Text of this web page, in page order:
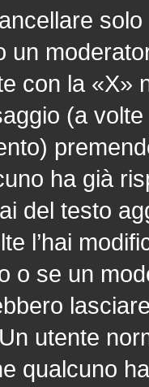
un
con la «X»
(a
ha già
del testo
l’hai
o se un
utente
qualcuno